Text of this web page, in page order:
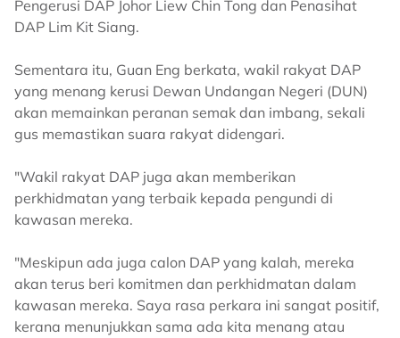
Pengerusi DAP Johor Liew Chin Tong dan Penasihat
DAP Lim Kit Siang.
Sementara itu, Guan Eng berkata, wakil rakyat DAP
yang menang kerusi Dewan Undangan Negeri (DUN)
akan memainkan peranan semak dan imbang, sekali
gus memastikan suara rakyat didengari.
"Wakil rakyat DAP juga akan memberikan
perkhidmatan yang terbaik kepada pengundi di
kawasan mereka.
"Meskipun ada juga calon DAP yang kalah, mereka
akan terus beri komitmen dan perkhidmatan dalam
kawasan mereka. Saya rasa perkara ini sangat positif,
kerana menunjukkan sama ada kita menang atau